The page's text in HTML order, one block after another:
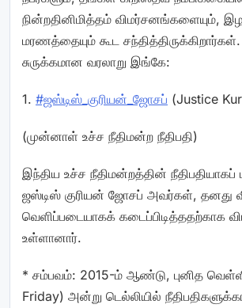
நின்றதினிமித்தம் விமர்சனங்களையும்,
மரணத்தையும் கூட
சுருக்கமான வரலாறு இங்கே:
1. #ஜஸ்டிஸ்_குரியன்_ஜோசப் (Justice
(முன்னாள் உச்ச நீதிமன்ற நீதிபதி)
இந்திய உச்ச நீதிமன்றத்தின் நீதிபதியாகப்
ஜஸ்டிஸ் குரியன் ஜோசப் அவர்கள், தனது
வெளிப்படையாகக் கடைப்பிடித்ததற்காக
உள்ளானார்.
* சம்பவம்: 2015-ம் ஆண்டு, புனித
Friday) அன்று டெல்லியில்